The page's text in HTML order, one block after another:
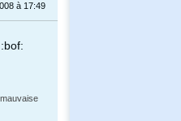
à 17:49